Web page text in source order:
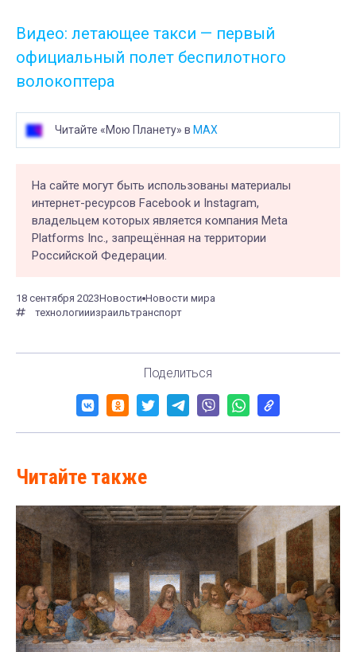
Видео: летающее такси — первый
официальный полет беспилотного
волокоптера
Читайте «Мою Планету» в MAX
На сайте могут быть использованы материалы
интернет-ресурсов Facebook и Instagram,
владельцем которых является компания Meta
Platforms Inc., запрещённая на территории
Российской Федерации.
18 сентября 2023Новости Новости мира
технологииизраильтранспорт
Поделиться
Читайте также